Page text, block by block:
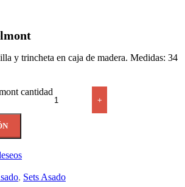
y trincheta en caja de madera. Medidas: 34
cantidad
+
, Sets Asado